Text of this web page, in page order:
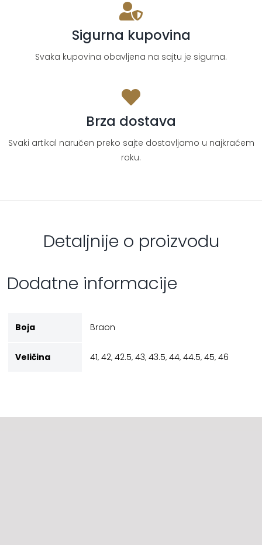
Sigurna kupovina
Svaka kupovina obavljena na sajtu je sigurna.
Brza dostava
Svaki artikal naručen preko sajte dostavljamo u najkraćem
roku.
Detaljnije o proizvodu
Dodatne informacije
Boja Braon
Veličina 41, 42, 42.5, 43, 43.5, 44, 44.5, 45, 46